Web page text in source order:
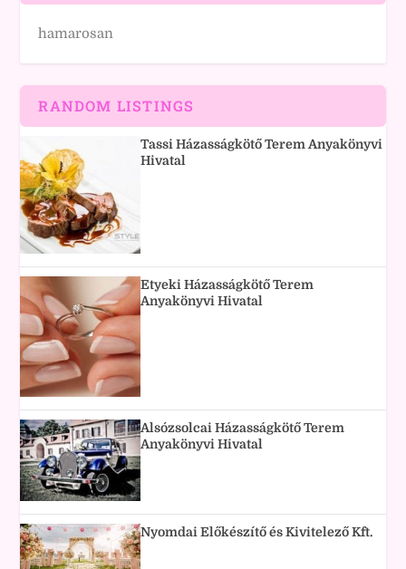
hamarosan
RANDOM LISTINGS
Tassi Házasságkötő Terem Anyakönyvi
Hivatal
Etyeki Házasságkötő Terem
Anyakönyvi Hivatal
Alsózsolcai Házasságkötő Terem
Anyakönyvi Hivatal
Nyomdai Előkészítő és Kivitelező Kft.